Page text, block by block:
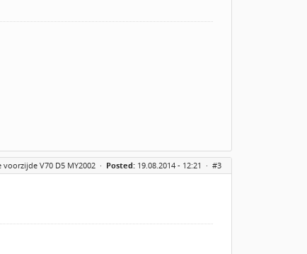
V70 D5 MY2002 · Posted: 19.08.2014 - 12:21 · #3